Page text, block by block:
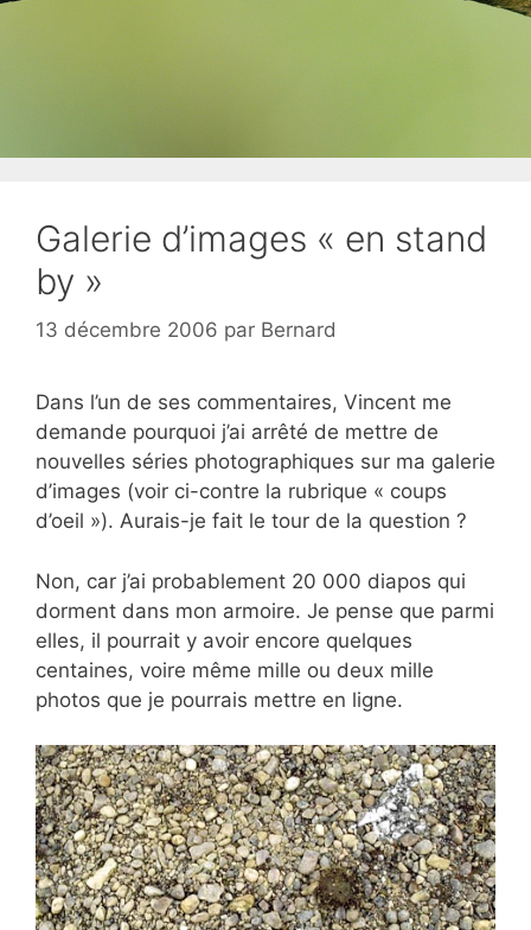
Galerie d’images « en stand
by »
13 décembre 2006 par Bernard
Dans l’un de ses commentaires, Vincent me
demande pourquoi j’ai arrêté de mettre de
nouvelles séries photographiques sur ma galerie
d’images (voir ci-contre la rubrique « coups
d’oeil »). Aurais-je fait le tour de la question ?
Non, car j’ai probablement 20 000 diapos qui
dorment dans mon armoire. Je pense que parmi
elles, il pourrait y avoir encore quelques
centaines, voire même mille ou deux mille
photos que je pourrais mettre en ligne.